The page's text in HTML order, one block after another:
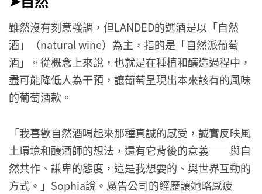
雖然沒有刻意強調，但LANDED的選酒是以「自然
酒」（natural wine）為主，指的是「自然派葡萄
酒」。從概念上來說，也就是在種植和釀造過程中，
盡可能降低人為干預，讓葡萄呈現出本來該有的風味
的葡萄酒款。
「我喜歡自然酒喝起來那種真誠的感受，誠實反映風
土環境和釀酒師的想法，還有它背後的意義——與自
然共作、謙卑的態度，這是我想要的、與世界互動的
方式。」Sophia說。廣告公司的經歷讓她略感疲